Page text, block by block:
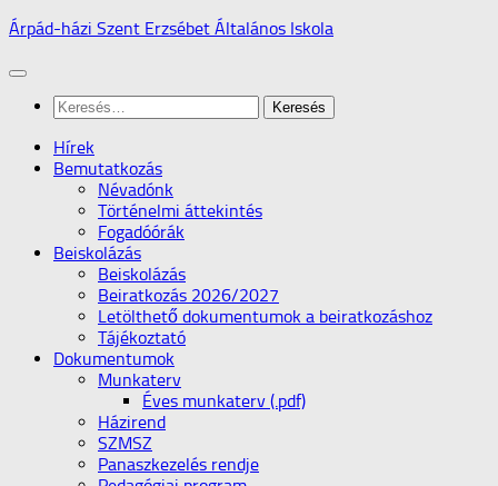
Skip
content
Árpád-házi Szent Erzsébet Általános Iskola
Keresés:
Hírek
Bemutatkozás
Névadónk
Történelmi áttekintés
Fogadóórák
Beiskolázás
Beiskolázás
Beiratkozás 2026/2027
Letölthető dokumentumok a beiratkozáshoz
Tájékoztató
Dokumentumok
Munkaterv
Éves munkaterv (.pdf)
Házirend
SZMSZ
Panaszkezelés rendje